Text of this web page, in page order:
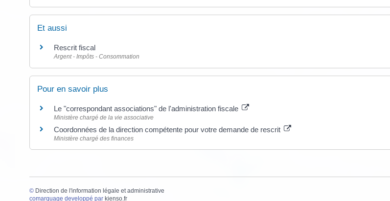
Et aussi
Rescrit fiscal
Argent - Impôts - Consommation
Pour en savoir plus
Le "correspondant associations" de l'administration fiscale
Ministère chargé de la vie associative
Coordonnées de la direction compétente pour votre demande de rescrit
Ministère chargé des finances
© Direction de l'information légale et administrative
comarquage developpé par kienso.fr